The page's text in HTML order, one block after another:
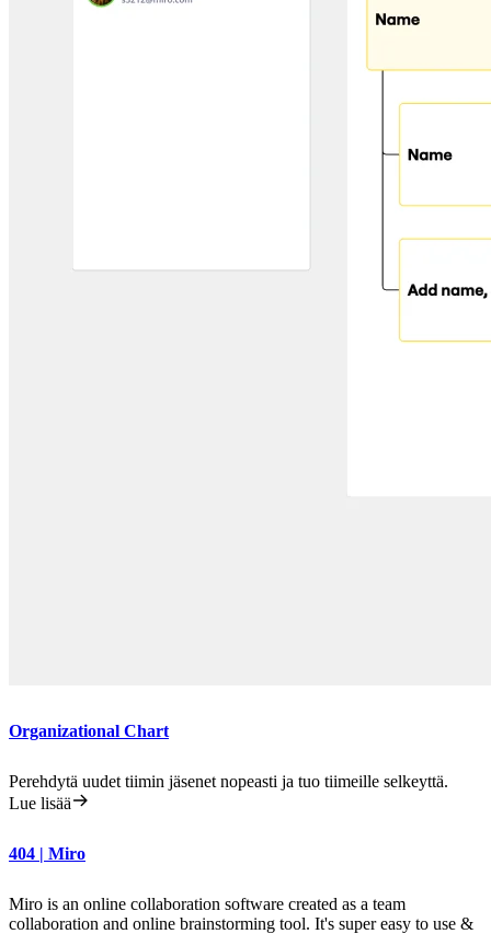
Organizational Chart
Perehdytä uudet tiimin jäsenet nopeasti ja tuo tiimeille selkeyttä.
Lue lisää
404 | Miro
Miro is an online collaboration software created as a team
collaboration and online brainstorming tool. It's super easy to use &